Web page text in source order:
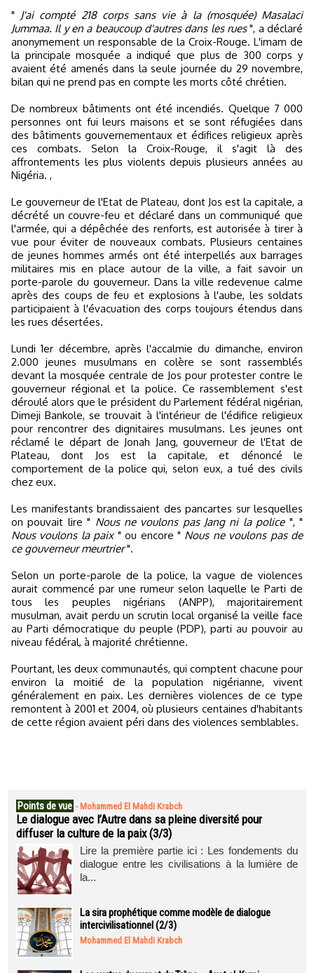
" J'ai compté 218 corps sans vie à la (mosquée) Masalaci
Jummaa. Il y en a beaucoup d'autres dans les rues", a déclaré
anonymement un responsable de la Croix-Rouge. L'imam de
la principale mosquée a indiqué que plus de 300 corps y
avaient été amenés dans la seule journée du 29 novembre,
bilan qui ne prend pas en compte les morts côté chrétien.
De nombreux bâtiments ont été incendiés. Quelque 7 000
personnes ont fui leurs maisons et se sont réfugiées dans
des bâtiments gouvernementaux et édifices religieux après
ces combats. Selon la Croix-Rouge, il s'agit là des
affrontements les plus violents depuis plusieurs années au
Nigéria. ,
Le gouverneur de l'Etat de Plateau, dont Jos est la capitale, a
décrété un couvre-feu et déclaré dans un communiqué que
l'armée, qui a dépêchée des renforts, est autorisée à tirer à
vue pour éviter de nouveaux combats. Plusieurs centaines
de jeunes hommes armés ont été interpellés aux barrages
militaires mis en place autour de la ville, a fait savoir un
porte-parole du gouverneur. Dans la ville redevenue calme
après des coups de feu et explosions à l'aube, les soldats
participaient à l'évacuation des corps toujours étendus dans
les rues désertées.
Lundi 1er décembre, après l'accalmie du dimanche, environ
2.000 jeunes musulmans en colère se sont rassemblés
devant la mosquée centrale de Jos pour protester contre le
gouverneur régional et la police. Ce rassemblement s'est
déroulé alors que le président du Parlement fédéral nigérian,
Dimeji Bankole, se trouvait à l'intérieur de l'édifice religieux
pour rencontrer des dignitaires musulmans. Les jeunes ont
réclamé le départ de Jonah Jang, gouverneur de l'Etat de
Plateau, dont Jos est la capitale, et dénoncé le
comportement de la police qui, selon eux, a tué des civils
chez eux.
Les manifestants brandissaient des pancartes sur lesquelles
on pouvait lire " Nous ne voulons pas Jang ni la police", "
Nous voulons la paix" ou encore " Nous ne voulons pas de
ce gouverneur meurtrier".
Selon un porte-parole de la police, la vague de violences
aurait commencé par une rumeur selon laquelle le Parti de
tous les peuples nigérians (ANPP), majoritairement
musulman, avait perdu un scrutin local organisé la veille face
au Parti démocratique du peuple (PDP), parti au pouvoir au
niveau fédéral, à majorité chrétienne.
Pourtant, les deux communautés, qui comptent chacune pour
environ la moitié de la population nigérianne, vivent
généralement en paix. Les dernières violences de ce type
remontent à 2001 et 2004, où plusieurs centaines d'habitants
de cette région avaient péri dans des violences semblables.
Points de vue - Mohammed El Mahdi Krabch
Le dialogue avec l’Autre dans sa pleine diversité pour
diffuser la culture de la paix (3/3)
Lire la première partie ici : Les fondements du
dialogue entre les civilisations à la lumière de
la...
La sira prophétique comme modèle de dialogue
intercivilisationnel (2/3)
Mohammed El Mahdi Krabch